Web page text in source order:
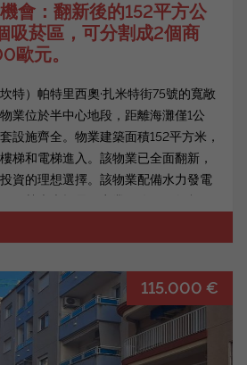
會：翻新後的152平方公
吸菸區，可分割成2個商
歐元。
特）帕特里西奧·扎米特街75號的寬敞
業位於半中心地段，距離海灘僅1公
設施齊全。物業建築面積152平方米，
梯和電梯進入。該物業已全面翻新，
資的理想選擇。該物業配備水力發電
115.000 €